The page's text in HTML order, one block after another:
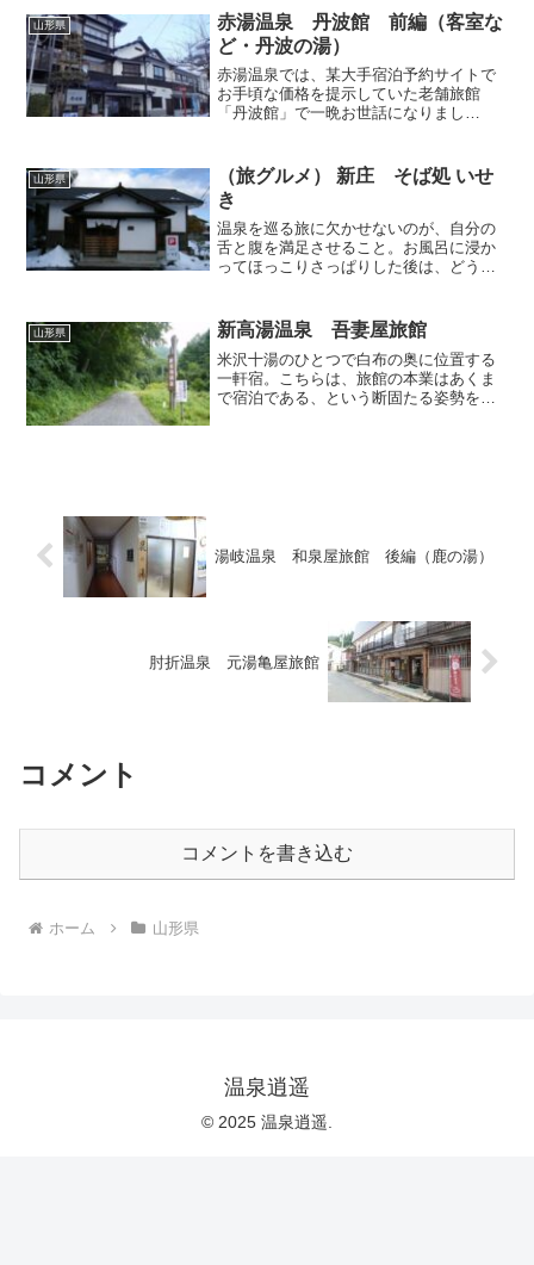
れることなく、蔵王連峰を一望できるん
ですね。初めてこの露天に...
山形県
赤湯温泉 丹波館 前編（客室な
ど・丹波の湯）
赤湯温泉では、某大手宿泊予約サイトで
お手頃な価格を提示していた老舗旅館
「丹波館」で一晩お世話になりまし
ッキングしているのですが、蔵の1階は食
事処として改築されており、私...
山形県
（旅グルメ） 新庄 そば処 いせ
き
温泉を巡る旅に欠かせないのが、自分の
舌と腹を満足させること。お風呂に浸か
ってほっこりさっぱりした後は、どうし
を主旨としていますが、その旅程で足を
留めて舌鼓を打った美食の...
山形県 新高湯温泉 吾妻屋旅館
米沢十湯のひとつで白布の奥に位置する
一軒宿。こちらは、旅館の本業はあくま
で宿泊である、という断固たる姿勢を貫
湯岐温泉 和泉屋旅館 後編（鹿の湯）
肘折温泉 元湯亀屋旅館
コメント
コメントを書き込む
ホーム 山形県
温泉逍遥
© 2025 温泉逍遥.